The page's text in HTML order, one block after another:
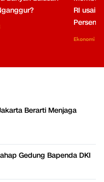
RI usai
Persen
Ekonomi
Berarti Menjaga
Gedung Bapenda DKI